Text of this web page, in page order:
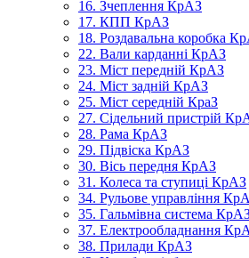
16. Зчеплення КрАЗ
17. КПП КрАЗ
18. Роздавальна коробка
22. Вали карданні КрАЗ
23. Міст передній КрАЗ
24. Міст задній КрАЗ
25. Міст середній КраЗ
27. Сідельний пристрій
28. Рама КрАЗ
29. Підвіска КрАЗ
30. Вісь передня КрАЗ
31. Колеса та ступиці КрАЗ
34. Рульове управління
35. Гальмівна система
37. Електрообладнання
38. Прилади КрАЗ